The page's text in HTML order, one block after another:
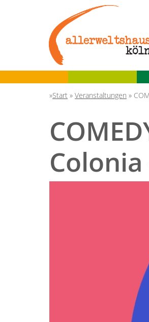
Start » Veranstaltungen »